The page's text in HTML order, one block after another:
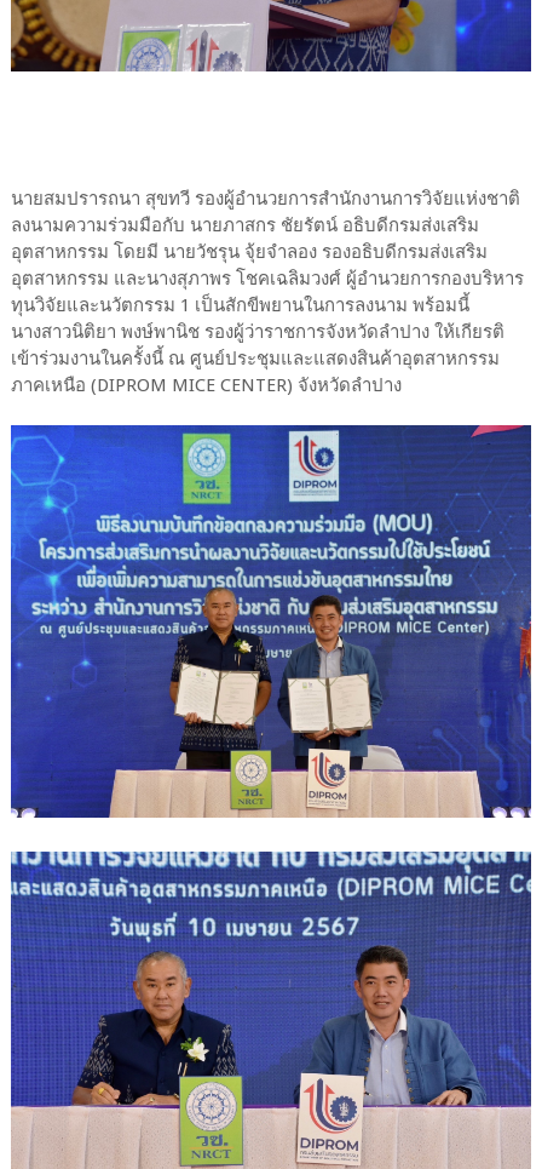
นายสมปรารถนา สุขทวี รองผู้อำนวยการสำนักงานการวิจัยแห่งชาติ
ลงนามความร่วมมือกับ นายภาสกร ชัยรัตน์ อธิบดีกรมส่งเสริม
อุตสาหกรรม โดยมี นายวัชรุน จุ้ยจำลอง รองอธิบดีกรมส่งเสริม
อุตสาหกรรม และนางสุภาพร โชคเฉลิมวงศ์ ผู้อำนวยการกองบริหาร
ทุนวิจัยและนวัตกรรม 1 เป็นสักขีพยานในการลงนาม พร้อมนี้
นางสาวนิติยา พงษ์พานิช รองผู้ว่าราชการจังหวัดลำปาง ให้เกียรติ
เข้าร่วมงานในครั้งนี้ ณ ศูนย์ประชุมและแสดงสินค้าอุตสาหกรรม
ภาคเหนือ (DIPROM MICE CENTER) จังหวัดลำปาง